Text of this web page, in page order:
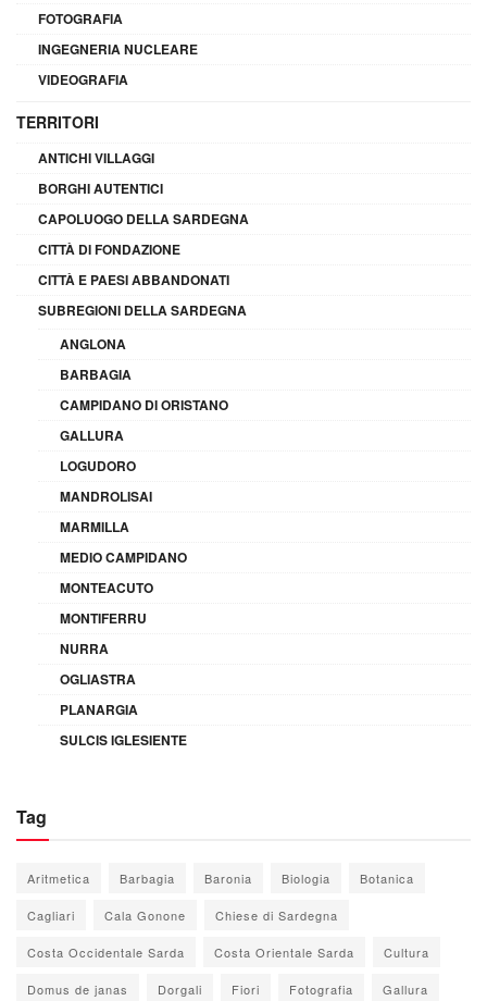
FOTOGRAFIA
INGEGNERIA NUCLEARE
VIDEOGRAFIA
TERRITORI
ANTICHI VILLAGGI
BORGHI AUTENTICI
CAPOLUOGO DELLA SARDEGNA
CITTÀ DI FONDAZIONE
CITTÀ E PAESI ABBANDONATI
SUBREGIONI DELLA SARDEGNA
ANGLONA
BARBAGIA
CAMPIDANO DI ORISTANO
GALLURA
LOGUDORO
MANDROLISAI
MARMILLA
MEDIO CAMPIDANO
MONTEACUTO
MONTIFERRU
NURRA
OGLIASTRA
PLANARGIA
SULCIS IGLESIENTE
Tag
Aritmetica Barbagia Baronia Biologia Botanica
Cagliari Cala Gonone Chiese di Sardegna
Costa Occidentale Sarda Costa Orientale Sarda Cultura
Domus de janas Dorgali Fiori Fotografia Gallura